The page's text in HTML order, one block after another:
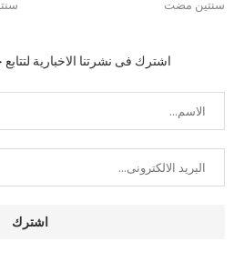
سنتين مضت
اشترك فى نشرتنا الاخبارية لتتابع